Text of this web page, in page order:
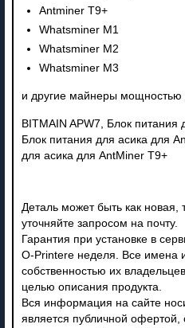
Antminer T9+
Whatsminer M1
Whatsminer M2
Whatsminer M3
и другие майнеры мощностью
BITMAIN APW7, Блок питания
Блок питания для асика для
для асика для AntMiner T9+
Деталь может быть как новая,
уточняйте запросом на почту.
Гарантия при установке в
O-Printere неделя. Все имена
собственностью их
целью описания продукта.
Вся информация на сайте
является публичной